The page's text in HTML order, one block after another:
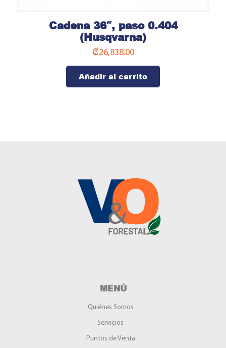
Cadena 36″, paso 0.404
(Husqvarna)
₡26,838.00
Añadir al carrito
MENÚ
Quiénes Somos
Servicios
Puntos de Venta